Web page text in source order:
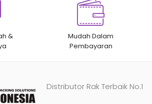
&
Mudah Dalam
Pembayaran
Distributor Rak Terbaik No.1